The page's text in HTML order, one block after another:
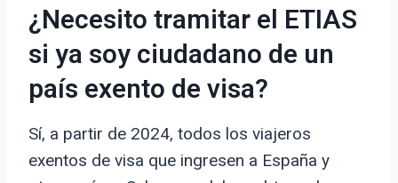
¿Necesito tramitar el ETIAS
si ya soy ciudadano de un
país exento de visa?
Sí, a partir de 2024, todos los viajeros
exentos de visa que ingresen a España y